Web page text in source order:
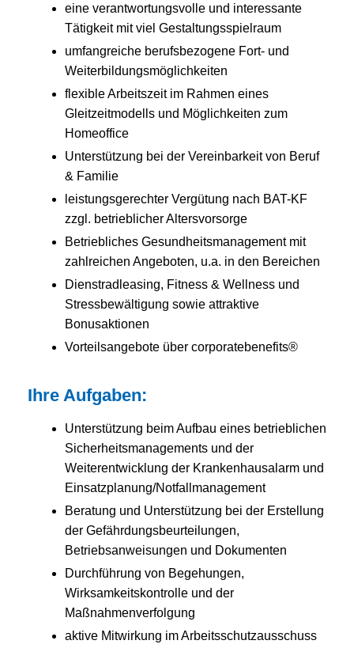
eine verantwortungsvolle und interessante
Tätigkeit mit viel Gestaltungsspielraum
umfangreiche berufsbezogene Fort- und
Weiterbildungsmöglichkeiten
flexible Arbeitszeit im Rahmen eines
Gleitzeitmodells und Möglichkeiten zum
Homeoffice
Unterstützung bei der Vereinbarkeit von Beruf
& Familie
leistungsgerechter Vergütung nach BAT-KF
zzgl. betrieblicher Altersvorsorge
Betriebliches Gesundheitsmanagement mit
zahlreichen Angeboten, u.a. in den Bereichen
Dienstradleasing, Fitness & Wellness und
Stressbewältigung sowie attraktive
Bonusaktionen
Vorteilsangebote über corporatebenefits®
Ihre Aufgaben:
Unterstützung beim Aufbau eines betrieblichen
Sicherheitsmanagements und der
Weiterentwicklung der Krankenhausalarm und
Einsatzplanung/Notfallmanagement
Beratung und Unterstützung bei der Erstellung
der Gefährdungsbeurteilungen,
Betriebsanweisungen und Dokumenten
Durchführung von Begehungen,
Wirksamkeitskontrolle und der
Maßnahmenverfolgung
aktive Mitwirkung im Arbeitsschutzausschuss